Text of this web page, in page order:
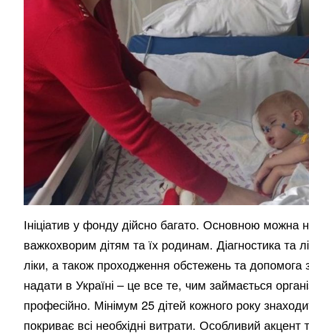
Ініціатив у фонду дійсно багато. Основною можна
важкохворим дітям та їх родинам. Діагностика та
ліки, а також проходження обстежень та
надати в Україні – це все те, чим займається
професійно. Мінімум 25 дітей кожного року
покриває всі необхідні витрати. Особливий акцент